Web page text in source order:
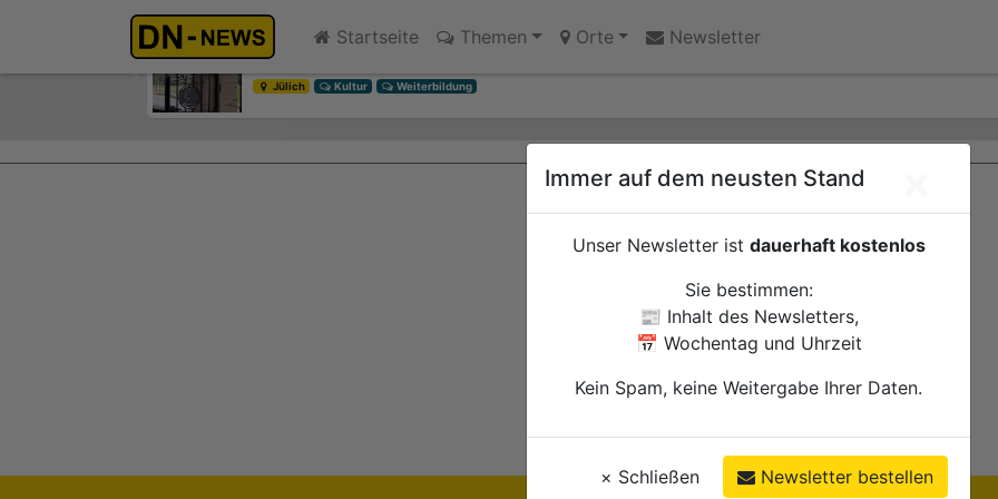
Startseite Themen Orte Newsletter
Diskussionen um Villa Buth: Erinnerungsort oder Abriss?
Jülich
Kultur Weiterbildung
Previous
Ihre Anzeige hier?
Immer auf dem neusten Stand
Unser Newsletter ist dauerhaft kostenlos
Sie bestimmen:
📰 Inhalt des Newsletters,
📅 Wochentag und Uhrzeit
Kein Spam, keine Weitergabe Ihrer Daten.
× Schließen Newsletter bestellen